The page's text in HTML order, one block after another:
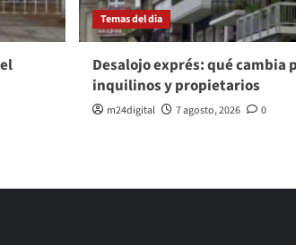
Temas del dia
Desalojo exprés: qué cambia
inquilinos y propietarios
m24digital 7 agosto, 2026 0